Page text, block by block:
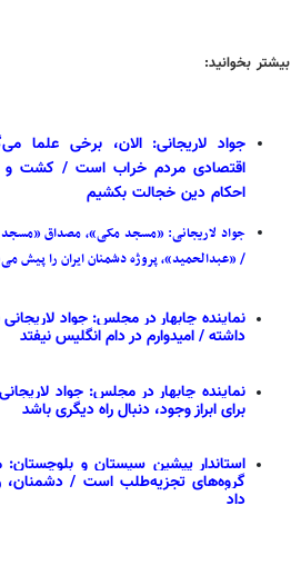
بیشتر بخوانید:
جواد لاریجانی: الان، برخی علما
اقتصادی مردم خراب است / کشت و
احکام دین خجالت بکشیم
جواد لاریجانی: «مسجد مکی»، مصداق
/ «عبدالحمید»، پروژه دشمنان ایران را پیش
نماینده چابهار در مجلس: جواد
داشته / امیدوارم در دام انگلیس نیفتد
نماینده چابهار در مجلس: جواد
برای ابراز وجود، دنبال راه دیگری باشد
استاندار پیشین سیستان و
گروه‌های تجزیه‌طلب است / دشمنان،
داد